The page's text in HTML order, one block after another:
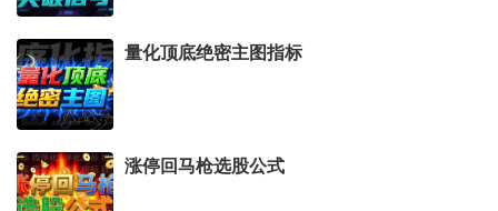
量化顶底绝密主图指标
涨停回马枪选股公式